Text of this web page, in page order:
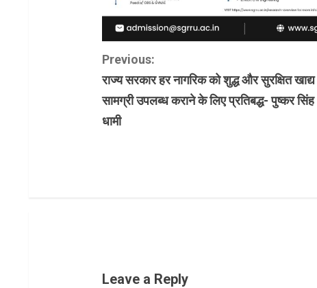
C
o
n
Previous:
राज्य सरकार हर नागरिक को शुद्ध और सुरक्षित खाद्य
सामग्री उपलब्ध कराने के लिए प्रतिबद्ध- पुष्कर सिंह
धामी
Leave a Reply